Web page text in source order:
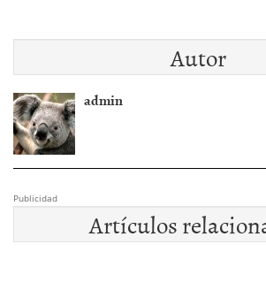
Autor
admin
Publicidad
Artículos